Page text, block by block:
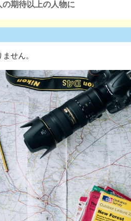
期待以上の人物に
せん。